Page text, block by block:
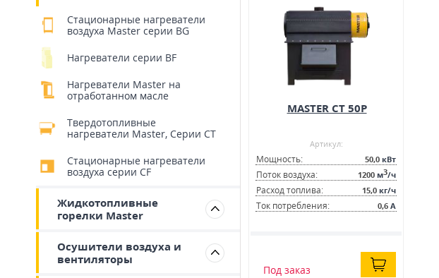
Стационарные нагреватели
воздуха Master серии BG
Нагреватели серии BF
Нагреватели Master на
отработанном масле
Твердотопливные
нагреватели Master, Серии CT
Стационарные нагреватели
воздуха серии CF
Жидкотопливные
горелки Master
Осушители воздуха и
вентиляторы
MASTER CT 50P
Артикул:
Мощность: 50,0 кВт
Поток воздуха: 1200 м3/ч
Расход топлива: 15,0 кг/ч
Ток потребления: 0,6 А
Под заказ